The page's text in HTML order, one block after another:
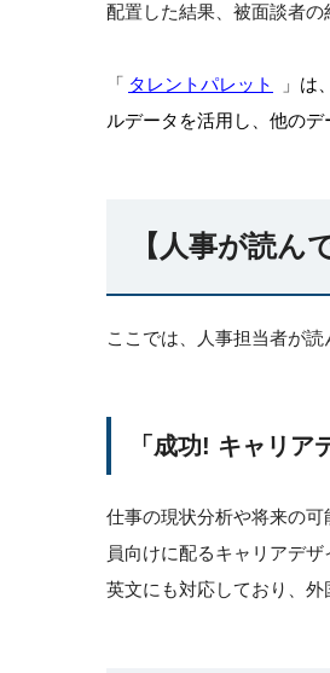
配置した結果、被面談者
「 タレントパレット 」 は
ルデータを活用し、他の
【人事が読
ここでは、人事担当者が
「成功! キャリ
仕事の現状分析や将来の
員向けに配るキャリアデ
英文にも対応しており、